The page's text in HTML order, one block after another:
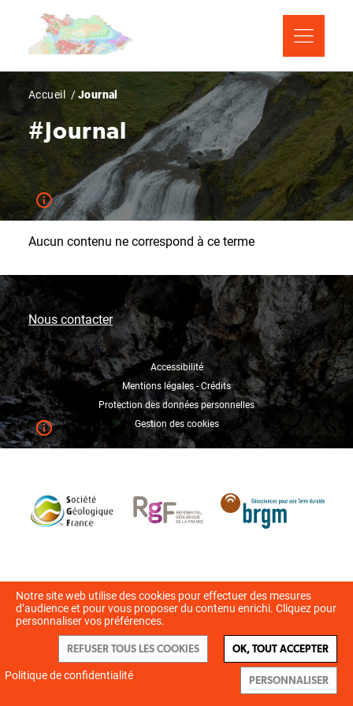
contenu
Fil
d'Ariane
Accueil Journal
#Journal
Aucun contenu ne correspond à ce terme
Nous contacter
Accessibilité
Mentions légales - Crédits
Protection des données personnelles
Gestion des cookies
Notre site web utilise des cookies pour effectuer des mesures
d’audience et pour vous proposer du contenu enrichi. Cliquez pour
personnaliser vos préférences.
OK, TOUT ACCEPTER
REFUSER TOUS LES COOKIES
PERSONNALISER
Politique de confidentialité